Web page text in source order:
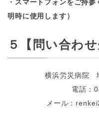
・スマートフォンをご持
明時に使用します）
５【問い合わせ
横浜労災病院 地
電話：
メール：